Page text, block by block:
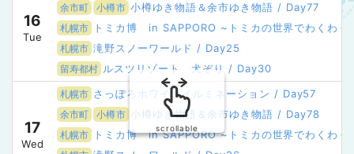
16
Tue
余市町 小樽市 小樽ゆき物語＆余市ゆき物語 / Day77
札幌市 トミカ博 in SAPPORO ~トミカの世界でわくわ
札幌市 滝野スノーワールド / Day25
留寿都村 ルスツリゾート 犬ぞり / Day30
17
Wed
札幌市 さっぽろホワイトイルミネーション / Day57
余市町 小樽市 小樽ゆき物語＆余市ゆき物語 / Day78
札幌市 トミカ博 in SAPPORO ~トミカの世界でわくわ
scrollable